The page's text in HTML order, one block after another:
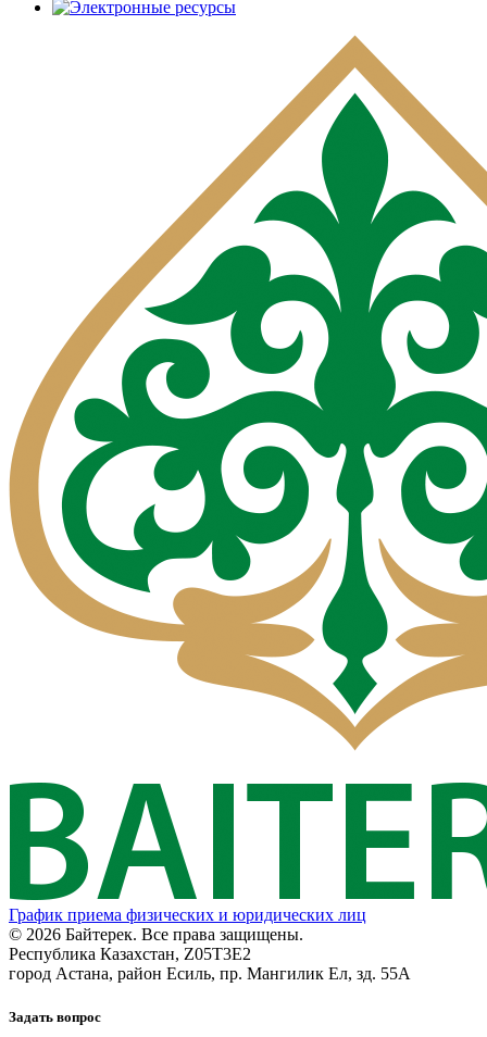
График приема физических и юридических лиц
© 2026 Байтерек. Все права защищены.
Республика Казахстан, Z05T3E2
город Астана, район Есиль, пр. Мангилик Ел, зд. 55А
Задать вопрос